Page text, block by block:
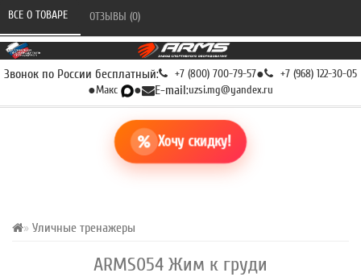
Звонок по России бесплатный: +7 (800) 700-79-57● +7 (968) 122-30-05
●Макс ● E-mail:uzsi.mg@yandex.ru
Хочу скидку!
Уличные тренажеры
ARMS054 Жим к груди
ВСЕ О ТОВАРЕ ОТЗЫВЫ (0)